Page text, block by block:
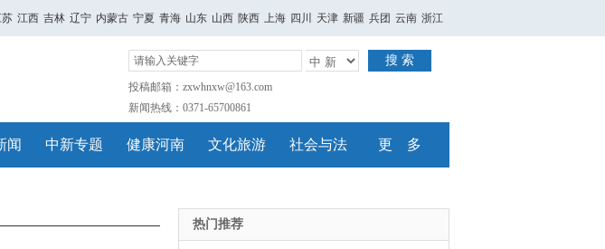
江西 吉林 辽宁 内蒙古 宁夏 青海 山东 山西 陕西 上海 四川 天津 新疆 兵团 云南 浙江
搜 索
投稿邮箱：zxwhnxw@163.com
新闻热线：0371-65700861
闻 中新专题 健康河南 文化旅游 社会与法 更 多
热门推荐